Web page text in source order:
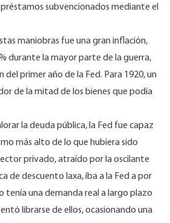
subvencionados mediante el
maniobras fue una gran inflación,
durante la mayor parte de la guerra,
del primer año de la Fed. Para 1920, un
de la mitad de los bienes que podía
la deuda pública, la Fed fue capaz
más alto de lo que hubiera sido
privado, atraído por la oscilante
de descuento laxa, iba a la Fed a por
tenía una demanda real a largo plazo
librarse de ellos, ocasionando una